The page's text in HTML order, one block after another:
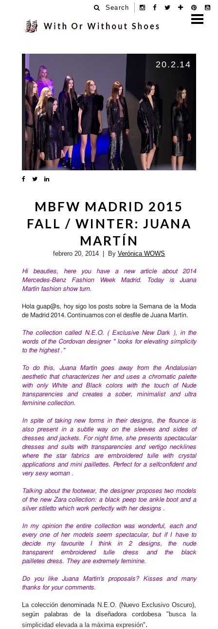
Search
20.2.14
MBFW MADRID 2015
FALL / WINTER: JUANA
MARTÍN
febrero 20, 2014 | By Verónica WOWS
Hi beauties, here you have a new article about2014
Mercedes-Benz Fashion Week Madrid. Today isJuana
Martín fashion show turn.
Hola guap@s, hoy sigo los posts sobre la Semana de la Moda
de Madrid 2014. Continuamos con el desfile de Juana Martín.
The collection called N.E.O. ( Exclusive New Dark ), in the
words of the Cordovan designer " looks for elevating simplicity
to the highest ."
To do this, Juana Martín goes away from the Andalusian
aesthetic that characterizes her and uses a chromatic palette
with only White and Black colors with the touch of Nude
transparencies and creates a sober, minimalist and ultra
feminine collection.
In spite of taking new forms in their designs, the flounce is
also present in a subtle way on the sleeves and sides of
dresses and jackets. For night time, she presents spectacular
dresses and suits with transparencies and vertigo necklines
where the star fabrics are embroidered tulle with crystal
applications and mini paillettes. Perfect for a selfconfident and
very sexy woman .
Talking about the footwear, the designer proposes two models
of the new Zara collection: a black peep toe ankle boot and a
silver stiletto which work perfectly with her designs .
In my opinion the entire collection was wonderful, each and
every one of her models seem spectacular, but if I have to
decide my favourite I think in 2 designs, the nude
transparent embroidered tulle dress and the black
pailletes dress. They are extremely feminine.
Do you like Juana Martin's proposals? Kisses and many
thanks for your comments.
La colección denominada N.E.O. (Nuevo Exclusivo Oscuro),
según palabras de la diseñadora cordobesa " busca la
simplicidad elevada a la máxima expresión".